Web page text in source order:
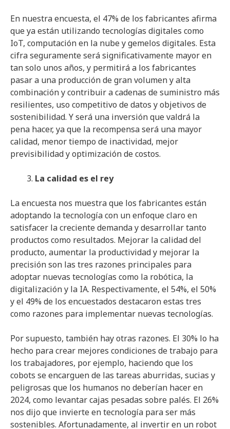
En nuestra encuesta, el 47% de los fabricantes afirma
que ya están utilizando tecnologías digitales como
IoT, computación en la nube y gemelos digitales. Esta
cifra seguramente será significativamente mayor en
tan solo unos años, y permitirá a los fabricantes
pasar a una producción de gran volumen y alta
combinación y contribuir a cadenas de suministro más
resilientes, uso competitivo de datos y objetivos de
sostenibilidad. Y será una inversión que valdrá la
pena hacer, ya que la recompensa será una mayor
calidad, menor tiempo de inactividad, mejor
previsibilidad y optimización de costos.
La calidad es el rey
La encuesta nos muestra que los fabricantes están
adoptando la tecnología con un enfoque claro en
satisfacer la creciente demanda y desarrollar tanto
productos como resultados. Mejorar la calidad del
producto, aumentar la productividad y mejorar la
precisión son las tres razones principales para
adoptar nuevas tecnologías como la robótica, la
digitalización y la IA. Respectivamente, el 54%, el 50%
y el 49% de los encuestados destacaron estas tres
como razones para implementar nuevas tecnologías.
Por supuesto, también hay otras razones. El 30% lo ha
hecho para crear mejores condiciones de trabajo para
los trabajadores, por ejemplo, haciendo que los
cobots se encarguen de las tareas aburridas, sucias y
peligrosas que los humanos no deberían hacer en
2024, como levantar cajas pesadas sobre palés. El 26%
nos dijo que invierte en tecnología para ser más
sostenibles. Afortunadamente, al invertir en un robot